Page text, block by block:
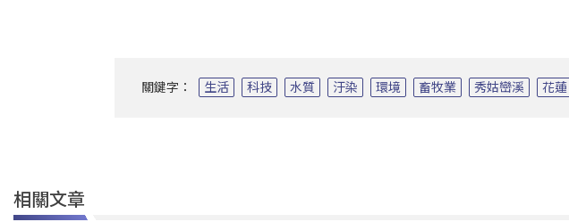
關鍵字： 生活 科技 水質 汙染 環境 畜牧業 秀姑巒溪 花蓮
相關文章